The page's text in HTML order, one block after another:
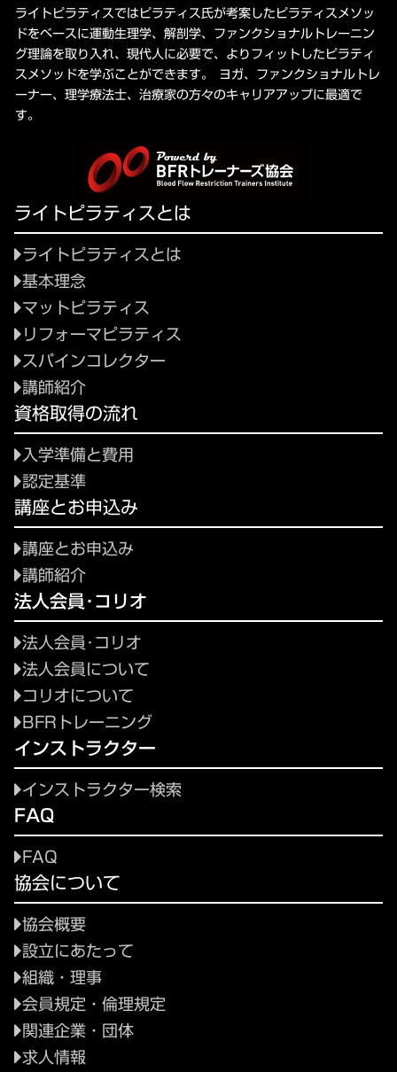
ライトピラティスではピラティス氏が考案したピラティスメソッ
ドをベースに運動生理学、解剖学、ファンクショナルトレーニン
グ理論を取り入れ、現代人に必要で、よりフィットしたピラティ
スメソッドを学ぶことができます。 ヨガ、ファンクショナルトレ
ーナー、理学療法士、治療家の方々のキャリアアップに最適で
す。
ライトピラティスとは
ライトピラティスとは
基本理念
マットピラティス
リフォーマピラティス
スパインコレクター
講師紹介
資格取得の流れ
入学準備と費用
認定基準
講座とお申込み
講座とお申込み
講師紹介
法人会員･コリオ
法人会員･コリオ
法人会員について
コリオについて
BFRトレーニング
インストラクター
インストラクター検索
FAQ
FAQ
協会について
協会概要
設立にあたって
組織・理事
会員規定・倫理規定
関連企業・団体
求人情報